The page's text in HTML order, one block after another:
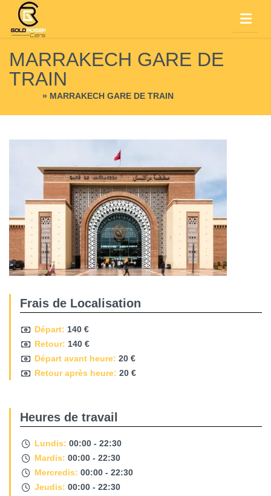
MARRAKECH GARE DE
TRAIN
» MARRAKECH GARE DE TRAIN
Frais de Localisation
Départ: 140 €
Retour: 140 €
Départ avant heure: 20 €
Retour après heure: 20 €
Heures de travail
Lundis: 00:00 - 22:30
Mardis: 00:00 - 22:30
Mercredis: 00:00 - 22:30
Jeudis: 00:00 - 22:30